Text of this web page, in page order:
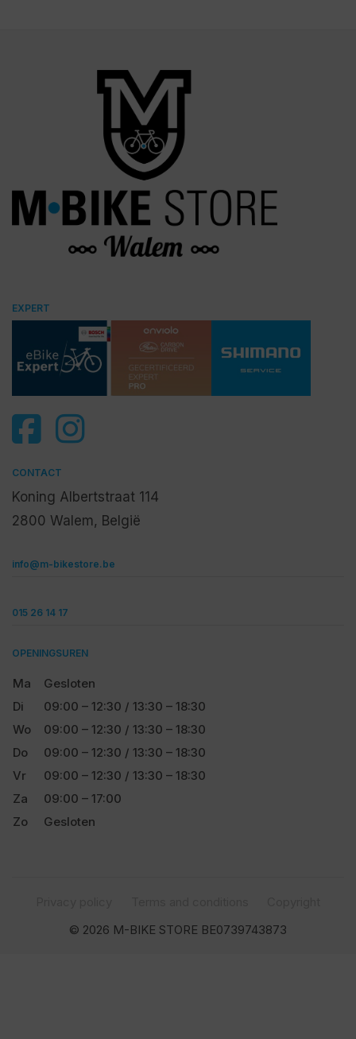
EXPERT
CONTACT
Koning Albertstraat 114
2800 Walem, België
info@m-bikestore.be
015 26 14 17
OPENINGSUREN
Ma
Gesloten
Di
09:00 – 12:30 / 13:30 – 18:30
Wo
09:00 – 12:30 / 13:30 – 18:30
Do
09:00 – 12:30 / 13:30 – 18:30
Vr
09:00 – 12:30 / 13:30 – 18:30
Za
09:00 – 17:00
Zo
Gesloten
© 2026 M-BIKE STORE BE0739743873